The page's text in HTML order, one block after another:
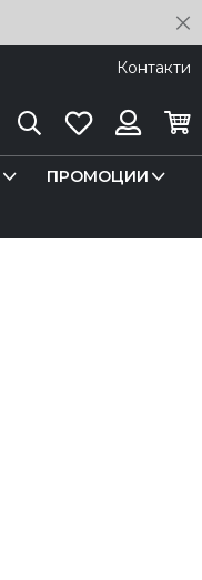
Контакти
ТърсенеЛюбими
ПРОМОЦИИ